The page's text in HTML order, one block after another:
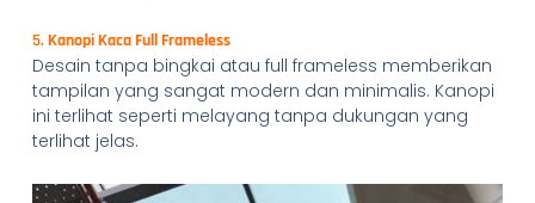
5. Kanopi Kaca Full Frameless
Desain tanpa bingkai atau full frameless memberikan
tampilan yang sangat modern dan minimalis. Kanopi
ini terlihat seperti melayang tanpa dukungan yang
terlihat jelas.